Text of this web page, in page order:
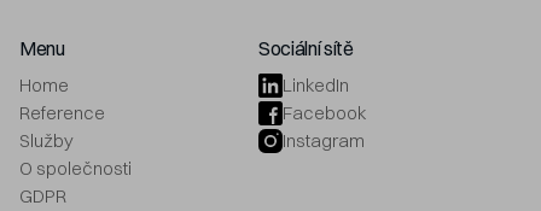
Menu
Home
Reference
Služby
O společnosti
GDPR
Sociální sítě
LinkedIn
Facebook
Instagram